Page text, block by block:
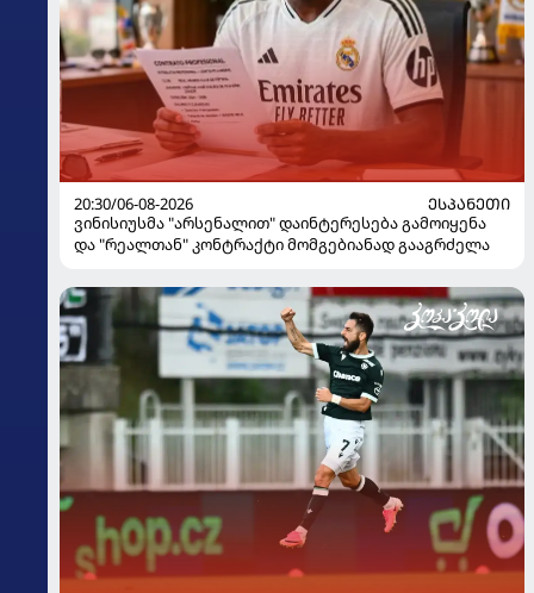
20:30/06-08-2026
ᲔᲡᲞᲐᲜᲔᲗᲘ
ვინისიუსმა "არსენალით" დაინტერესება გამოიყენა
და "რეალთან" კონტრაქტი მომგებიანად გააგრძელა